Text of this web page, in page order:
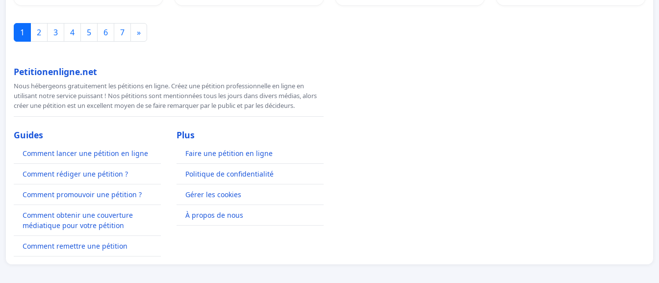
1 2 3 4 5 6 7 »
Petitionenligne.net
Nous hébergeons gratuitement les pétitions en ligne. Créez une pétition professionnelle en ligne en
utilisant notre service puissant ! Nos pétitions sont mentionnées tous les jours dans divers médias, alors
créer une pétition est un excellent moyen de se faire remarquer par le public et par les décideurs.
Guides
Comment lancer une pétition en ligne
Comment rédiger une pétition ?
Comment promouvoir une pétition ?
Comment obtenir une couverture
médiatique pour votre pétition
Comment remettre une pétition
Plus
Faire une pétition en ligne
Politique de confidentialité
Gérer les cookies
À propos de nous